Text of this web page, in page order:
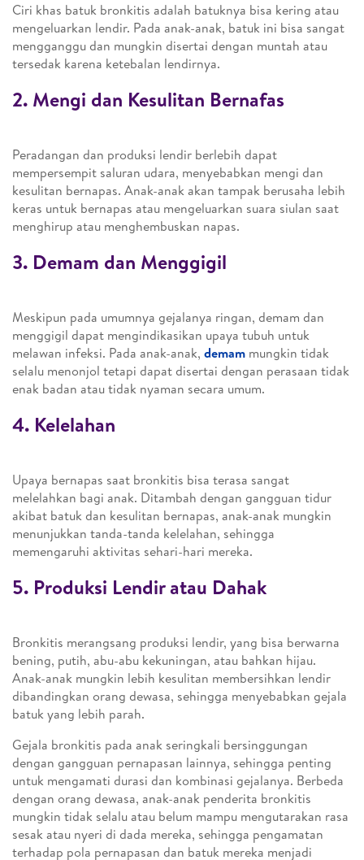
Ciri khas batuk bronkitis adalah batuknya bisa kering atau
mengeluarkan lendir. Pada anak-anak, batuk ini bisa sangat
mengganggu dan mungkin disertai dengan muntah atau
tersedak karena ketebalan lendirnya.
2. Mengi dan Kesulitan Bernafas
Peradangan dan produksi lendir berlebih dapat
mempersempit saluran udara, menyebabkan mengi dan
kesulitan bernapas. Anak-anak akan tampak berusaha lebih
keras untuk bernapas atau mengeluarkan suara siulan saat
menghirup atau menghembuskan napas.
3. Demam dan Menggigil
Meskipun pada umumnya gejalanya ringan, demam dan
menggigil dapat mengindikasikan upaya tubuh untuk
melawan infeksi. Pada anak-anak, demam mungkin tidak
selalu menonjol tetapi dapat disertai dengan perasaan tidak
enak badan atau tidak nyaman secara umum.
4. Kelelahan
Upaya bernapas saat bronkitis bisa terasa sangat
melelahkan bagi anak. Ditambah dengan gangguan tidur
akibat batuk dan kesulitan bernapas, anak-anak mungkin
menunjukkan tanda-tanda kelelahan, sehingga
memengaruhi aktivitas sehari-hari mereka.
5. Produksi Lendir atau Dahak
Bronkitis merangsang produksi lendir, yang bisa berwarna
bening, putih, abu-abu kekuningan, atau bahkan hijau.
Anak-anak mungkin lebih kesulitan membersihkan lendir
dibandingkan orang dewasa, sehingga menyebabkan gejala
batuk yang lebih parah.
Gejala bronkitis pada anak seringkali bersinggungan
dengan gangguan pernapasan lainnya, sehingga penting
untuk mengamati durasi dan kombinasi gejalanya. Berbeda
dengan orang dewasa, anak-anak penderita bronkitis
mungkin tidak selalu atau belum mampu mengutarakan rasa
sesak atau nyeri di dada mereka, sehingga pengamatan
terhadap pola pernapasan dan batuk mereka menjadi